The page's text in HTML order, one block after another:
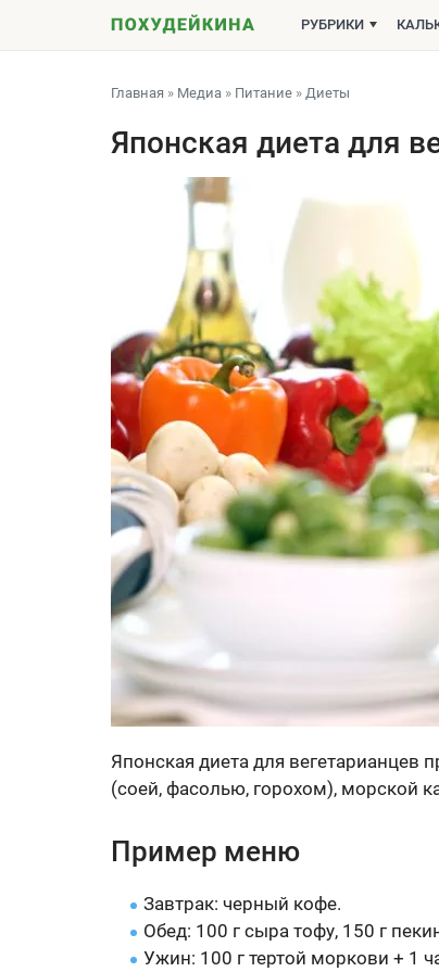
РУБРИКИ
Главная » Медиа » Питание » Диеты
Японская диета для
Японская диета для вегетарианцев
(соей, фасолью, горохом), морской
Пример меню
Завтрак: черный кофе.
Обед: 100 г сыра тофу, 150 г
Ужин: 100 г тертой моркови + 1